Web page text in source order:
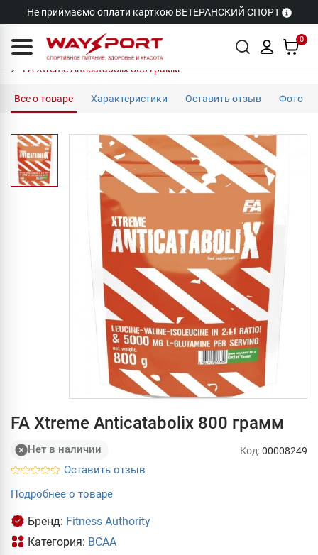
Не приймаємо оплати карткою ВЕТЕРАНСКИЙ СПОРТ
0
FA Xtreme Anticatabolix 800 грамм
Все о товаре Характеристики Оставить отзыв Фото
FA Xtreme Anticatabolix 800 грамм
Нет в наличии
Оставить отзыв
Код:00008249
Подробнее о товаре
Бренд: Fitness Authority
Категория: BCAA